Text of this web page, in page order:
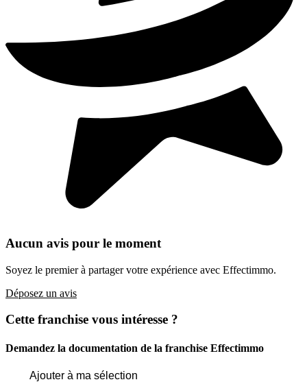
Aucun avis pour le moment
Soyez le premier à partager votre expérience avec Effectimmo.
Déposez un avis
Cette franchise vous intéresse ?
Demandez la documentation de la franchise Effectimmo
Ajouter à ma sélection